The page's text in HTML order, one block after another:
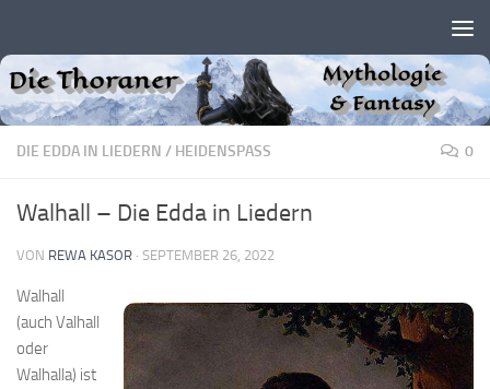
DIE EDDA IN LIEDERN / HEIDENSPASS 0
Walhall – Die Edda in Liedern
VON REWA KASOR · SEPTEMBER 26, 2022
Walhall
(auch Valhall
oder
Walhalla) ist